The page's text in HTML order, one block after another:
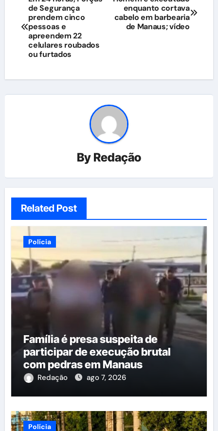
de
Post
de Segurança
prendem cinco
pessoas e
apreendem 22
celulares roubados
ou furtados
enquanto cortava
cabelo em barbearia
de Manaus; vídeo
By Redação
Related Post
Polícia
Família é presa suspeita de
participar de execução brutal
com pedras em Manaus
Redação ago 7, 2026
Polícia